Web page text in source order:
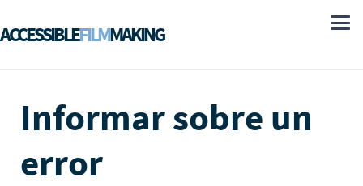
ACCESSIBLEFILMMAKING
Informar sobre un
error